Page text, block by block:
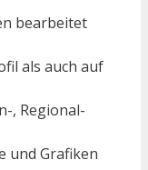
bearbeitet
als auch auf
, Regional-
und Grafiken